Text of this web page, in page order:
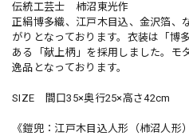
伝統工芸士 柿沼東光作
正絹博多織、江戸木目込、金沢箔、
がりとなっております。衣装は「博
ある「献上柄」を採用しました。モ
逸品となっております。
SIZE 間口35×奥行25×高さ42cm
《鎧兜：江戸木目込人形（柿沼人形